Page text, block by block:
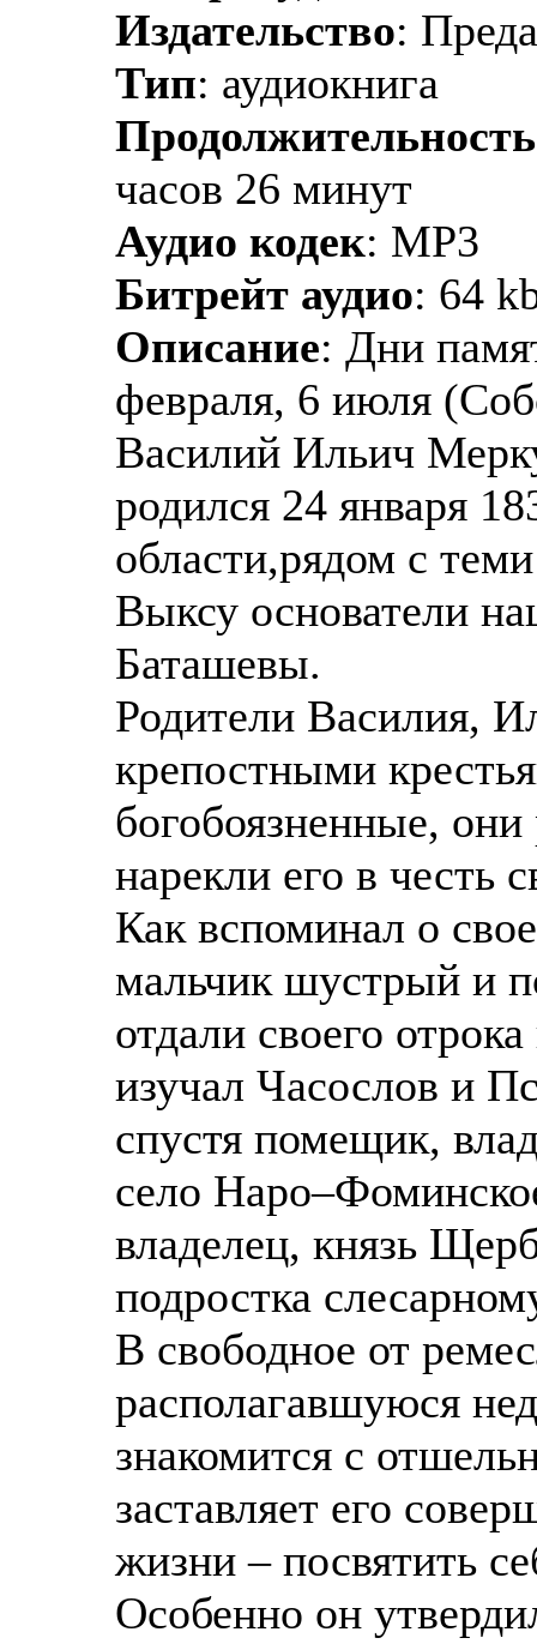
Издательство:
Тип: аудиокнига
Продолжительность
часов 26 минут
Аудио кодек: MP3
Битрейт аудио: 64
Описание: Дни
февраля, 6 июля
Василий Ильич
родился 24 января
области,рядом с
Выксу основатели
Баташевы.
Родители Василия,
крепостными
богобоязненные,
нарекли его в честь
Как вспоминал о
мальчик шустрый и
отдали своего
изучал Часослов и
спустя помещик,
село
владелец, князь
подростка
В свободное от
располагавшуюся
знакомится с
заставляет его
жизни – посвятить
Особенно он